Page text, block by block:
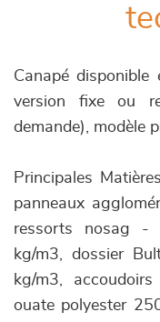
Canapé
version fixe ou
demande), modèle
Principales
panneaux
ressorts nosag -
kg/m3, dossier
kg/m3,
ouate polyester